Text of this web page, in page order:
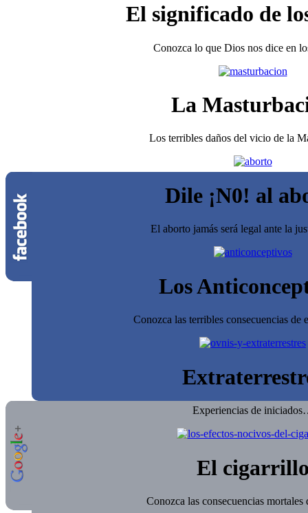
El significado de
Conozca lo que Dios nos dice en
La
Los terribles daños del vicio de la
Dile ¡N0! al
El aborto jamás será legal ante la
Los
Conozca las terribles consecuencias de
Experiencias de
El
Conozca las consecuencias mortales